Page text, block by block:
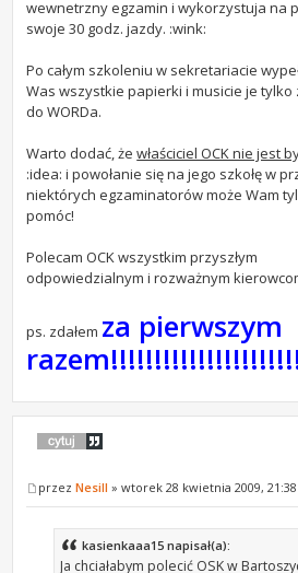
wewnetrzny egzamin i wykorzystuja na
swoje 30 godz. jazdy. :wink:
Po całym szkoleniu w sekretariacie
Was wszystkie papierki i musicie je tylko
do WORDa.
Warto dodać, żewłaściciel OCK nie jest
:idea: i powołanie się na jego szkołę w
niektórych egzaminatorów może Wam
pomóc!
Polecam OCK wszystkim przyszłym
odpowiedzialnym i rozważnym
ps. zdałem za pierwszym
przezNesill » wtorek 28 kwietnia 2009, 21:38
kasienkaaa15 napisał(a):
Ja chciałabym polecić OSK w